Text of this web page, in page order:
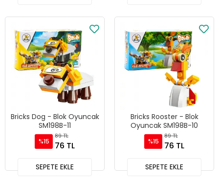
Bricks Dog - Blok Oyuncak
SM198B-11
%15
89 TL
76 TL
SEPETE EKLE
Bricks Rooster - Blok
Oyuncak SM198B-10
%15
89 TL
76 TL
SEPETE EKLE